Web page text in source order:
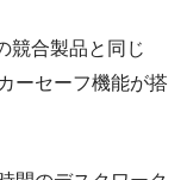
競合製品と同じ
ーセーフ機能が搭